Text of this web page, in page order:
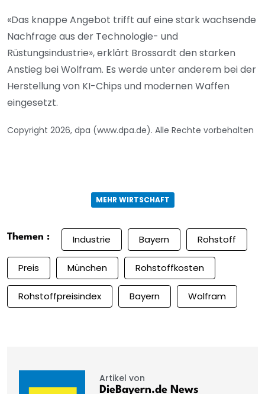
«Das knappe Angebot trifft auf eine stark wachsende
Nachfrage aus der Technologie- und
Rüstungsindustrie», erklärt Brossardt den starken
Anstieg bei Wolfram. Es werde unter anderem bei der
Herstellung von KI-Chips und modernen Waffen
eingesetzt.
Copyright 2026, dpa (www.dpa.de). Alle Rechte vorbehalten
MEHR WIRTSCHAFT
Themen : Industrie Bayern Rohstoff
Preis München Rohstoffkosten
Rohstoffpreisindex Bayern Wolfram
Artikel von
DieBayern.de News